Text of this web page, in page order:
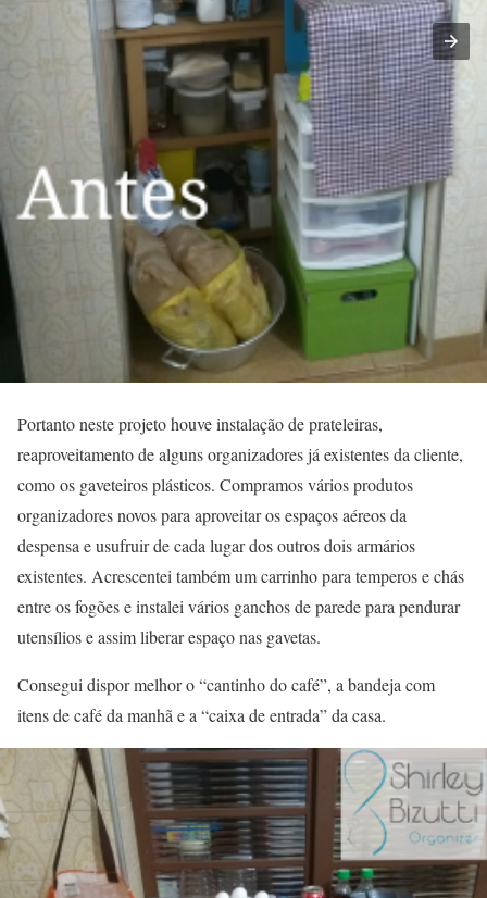
Portanto neste projeto houve instalação de prateleiras,
reaproveitamento de alguns organizadores já existentes da cliente,
como os gaveteiros plásticos. Compramos vários produtos
organizadores novos para aproveitar os espaços aéreos da
despensa e usufruir de cada lugar dos outros dois armários
existentes. Acrescentei também um carrinho para temperos e chás
entre os fogões e instalei vários ganchos de parede para pendurar
utensílios e assim liberar espaço nas gavetas.
Consegui dispor melhor o “cantinho do café”, a bandeja com
itens de café da manhã e a “caixa de entrada” da casa.